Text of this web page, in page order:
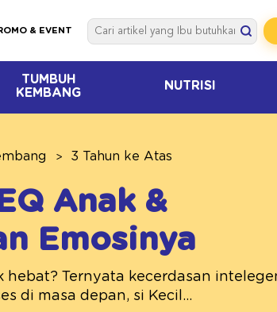
& EVENT
TUMBUH
KEMBANG
NUTRISI
3 Tahun ke Atas
Anak &
Emosinya
Ternyata kecerdasan
di masa depan, si Kecil...